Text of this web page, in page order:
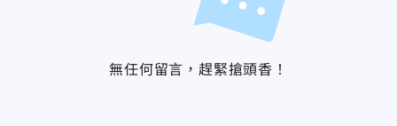
無任何留言，趕緊搶頭香！